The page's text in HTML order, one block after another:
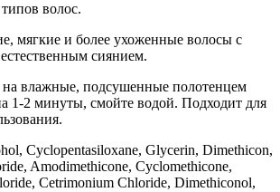
волос.
мягкие и более ухоженные волосы с
сиянием.
на влажные, подсушенные полотенцем
1-2 минуты, смойте водой. Подходит для
Cyclopentasiloxane, Glycerin, Dimethicon,
Amodimethicone, Cyclomethicone,
Cetrimonium Chloride, Dimethiconol,